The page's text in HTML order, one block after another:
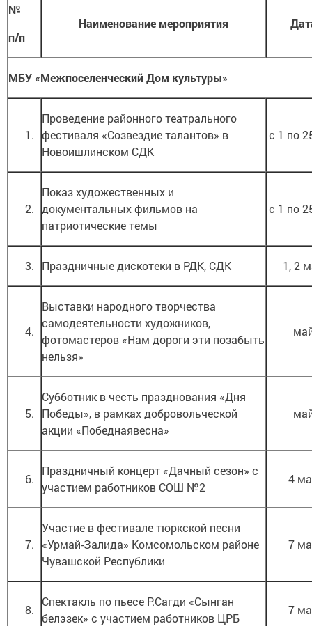
№
п/п
Наименование мероприятия
МБУ «Межпоселенческий Дом культуры»
1.
Проведение районного театрального
фестиваля «Созвездие талантов» в
Новоишлинском СДК
с 1 по
2.
Показ художественных и
документальных фильмов на
патриотические темы
с 1 по
3. Праздничные дискотеки в РДК, СДК 1, 2
4.
Выставки народного творчества
самодеятельности художников,
фотомастеров «Нам дороги эти позабыть
нельзя»
5.
Субботник в честь празднования «Дня
Победы», в рамках добровольческой
акции «Победнаявесна»
6.
Праздничный концерт «Дачный сезон» с
участием работников СОШ №2
4
7.
Участие в фестивале тюркской песни
«Урмай-Залида» Комсомольском районе
Чувашской Республики
7
8.
Спектакль по пьесе Р.Сагди «Сынган
белэзек» с участием работников ЦРБ
7